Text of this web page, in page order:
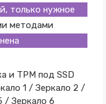
только нужное
методами
и TPM под SSD
1 / Зеркало 2 /
/ Зеркало 6